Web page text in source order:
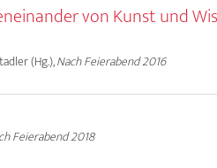
von Kunst und
(Hg.),Nach Feierabend 2016
Feierabend 2018